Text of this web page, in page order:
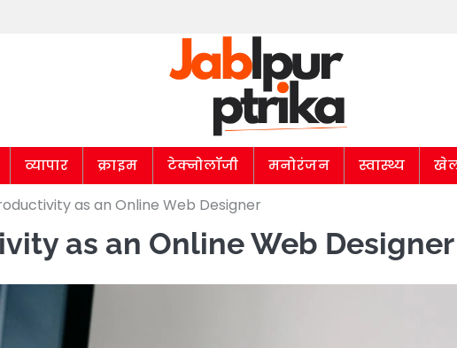
व्यापार क्राइम टेक्नोलॉजी मनोरंजन स्वास्थ्य
as an Online Web Designer
as an Online Web Designer